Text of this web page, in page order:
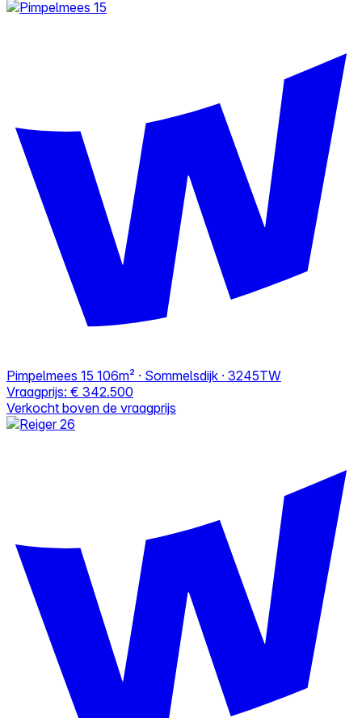
Pimpelmees 15 106m² · Sommelsdijk · 3245TW
Vraagprijs: € 342.500
Verkocht boven de vraagprijs